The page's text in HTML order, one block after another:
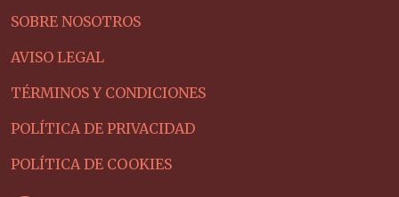
SOBRE NOSOTROS
AVISO LEGAL
TÉRMINOS Y CONDICIONES
POLÍTICA DE PRIVACIDAD
POLÍTICA DE COOKIES